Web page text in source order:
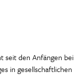
seit den Anfängen bei
in gesellschaftlichen